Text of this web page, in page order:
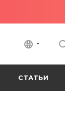
СТАТЬИ